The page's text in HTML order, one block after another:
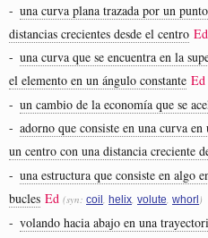
- una curva plana trazada por un
distancias crecientes desde el centro Ed
- una curva que se encuentra en la
el elemento en un ángulo constante Ed
- un cambio de la economía que se
- adorno que consiste en una curva
un centro con una distancia creciente
- una estructura que consiste en algo
bucles Ed (syn: coil helix volute whorl )
- volando hacia abajo en una